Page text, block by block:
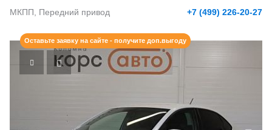
МКПП, Передний привод +7 (499) 226-20-27
Оставьте заявку на сайте - получите доп.выгоду